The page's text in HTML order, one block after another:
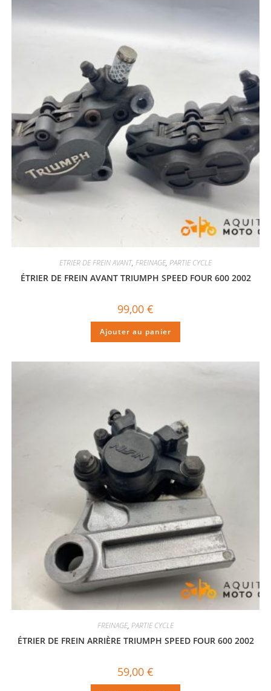
ETRIER DE FREIN AVANT, FREINAGE, PARTIE CYCLE
ÉTRIER DE FREIN AVANT TRIUMPH SPEED FOUR 600 2002
99,00 €
Ajouter au panier
FREINAGE, PARTIE CYCLE
ÉTRIER DE FREIN ARRIÈRE TRIUMPH SPEED FOUR 600 2002
59,00 €